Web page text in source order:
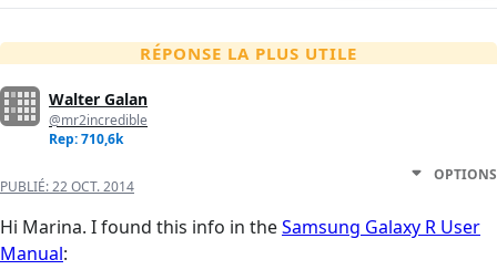
RÉPONSE LA PLUS UTILE
Walter Galan
@mr2incredible
Rep: 710,6k
PUBLIÉ:22 OCT. 2014
OPTIONS
Hi Marina. I found this info in theSamsung Galaxy R User
Manual: